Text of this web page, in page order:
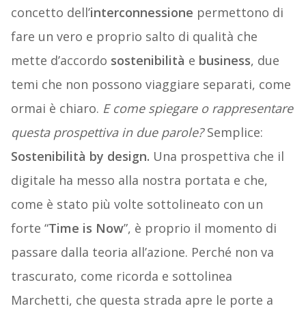
concetto dell’interconnessione permettono di
fare un vero e proprio salto di qualità che
mette d’accordo sostenibilità e business, due
temi che non possono viaggiare separati, come
ormai è chiaro. E come spiegare o rappresentare
questa prospettiva in due parole?Semplice:
Sostenibilità by design. Una prospettiva che il
digitale ha messo alla nostra portata e che,
come è stato più volte sottolineato con un
forte “Time is Now”, è proprio il momento di
passare dalla teoria all’azione. Perché non va
trascurato, come ricorda e sottolinea
Marchetti, che questa strada apre le porte a